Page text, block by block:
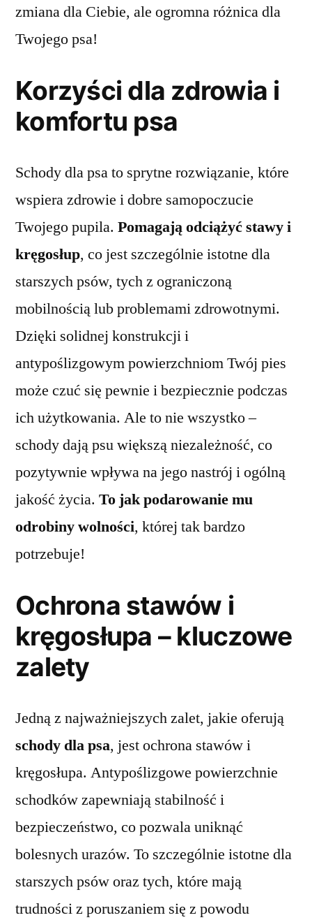
zmiana dla Ciebie, ale ogromna różnica dla
Twojego psa!
Korzyści dla zdrowia i
komfortu psa
Schody dla psa to sprytne rozwiązanie, które
wspiera zdrowie i dobre samopoczucie
Twojego pupila. Pomagają odciążyć stawy i
kręgosłup, co jest szczególnie istotne dla
starszych psów, tych z ograniczoną
mobilnością lub problemami zdrowotnymi.
Dzięki solidnej konstrukcji i
antypoślizgowym powierzchniom Twój pies
może czuć się pewnie i bezpiecznie podczas
ich użytkowania. Ale to nie wszystko –
schody dają psu większą niezależność, co
pozytywnie wpływa na jego nastrój i ogólną
jakość życia. To jak podarowanie mu
odrobiny wolności, której tak bardzo
potrzebuje!
Ochrona stawów i
kręgosłupa – kluczowe
zalety
Jedną z najważniejszych zalet, jakie oferują
schody dla psa, jest ochrona stawów i
kręgosłupa. Antypoślizgowe powierzchnie
schodków zapewniają stabilność i
bezpieczeństwo, co pozwala uniknąć
bolesnych urazów. To szczególnie istotne dla
starszych psów oraz tych, które mają
trudności z poruszaniem się z powodu